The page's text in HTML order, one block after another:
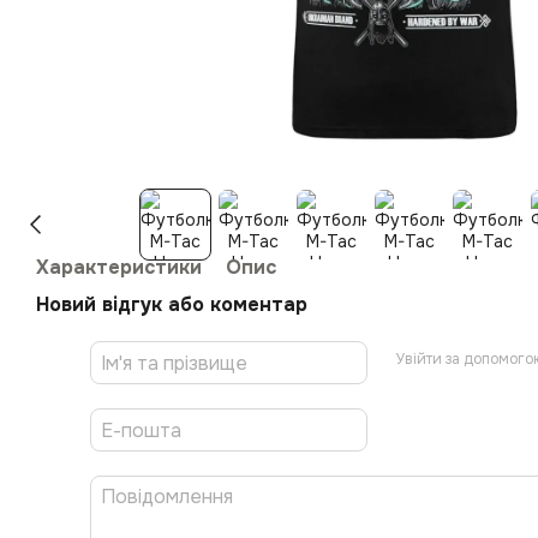
Характеристики
Опис
Новий відгук або коментар
Увійти за